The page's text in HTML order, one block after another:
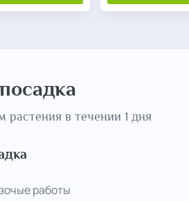
растения в течении 1 дня
работы